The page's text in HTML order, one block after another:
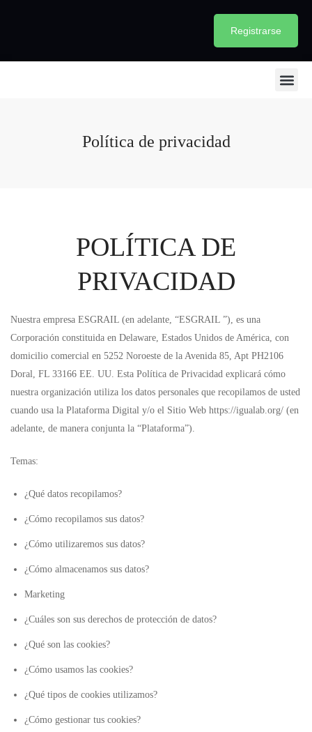
Registrarse
Política de privacidad
POLÍTICA DE
PRIVACIDAD
Nuestra empresa ESGRAIL (en adelante, “ESGRAIL ”), es una
Corporación constituida en Delaware, Estados Unidos de América, con
domicilio comercial en 5252 Noroeste de la Avenida 85, Apt PH2106
Doral, FL 33166 EE. UU. Esta Política de Privacidad explicará cómo
nuestra organización utiliza los datos personales que recopilamos de usted
cuando usa la Plataforma Digital y/o el Sitio Web https://igualab.org/ (en
adelante, de manera conjunta la “Plataforma”).
Temas:
¿Qué datos recopilamos?
¿Cómo recopilamos sus datos?
¿Cómo utilizaremos sus datos?
¿Cómo almacenamos sus datos?
Marketing
¿Cuáles son sus derechos de protección de datos?
¿Qué son las cookies?
¿Cómo usamos las cookies?
¿Qué tipos de cookies utilizamos?
¿Cómo gestionar tus cookies?